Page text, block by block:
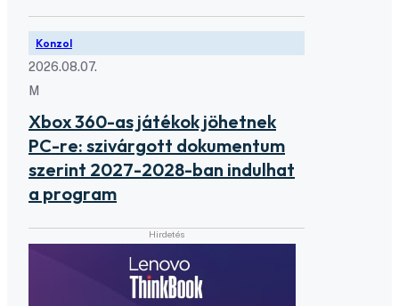
Konzol
2026.08.07.
M
Xbox 360-as játékok jöhetnek
PC-re: szivárgott dokumentum
szerint 2027-2028-ban indulhat
a program